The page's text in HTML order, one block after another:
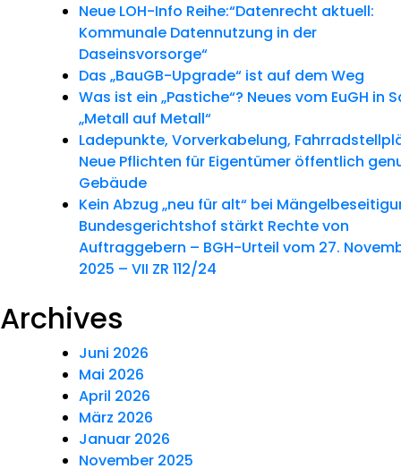
Neue LOH-Info Reihe:“Datenrecht aktuell:
Kommunale Datennutzung in der
Daseinsvorsorge“
Das „BauGB-Upgrade“ ist auf dem Weg
Was ist ein „Pastiche“? Neues vom EuGH in
„Metall auf Metall“
Ladepunkte, Vorverkabelung,
Neue Pflichten für Eigentümer öffentlich
Gebäude
Kein Abzug „neu für alt“ bei
Bundesgerichtshof stärkt Rechte von
Auftraggebern – BGH-Urteil vom 27.
2025 – VII ZR 112/24
Archives
Juni 2026
Mai 2026
April 2026
März 2026
Januar 2026
November 2025